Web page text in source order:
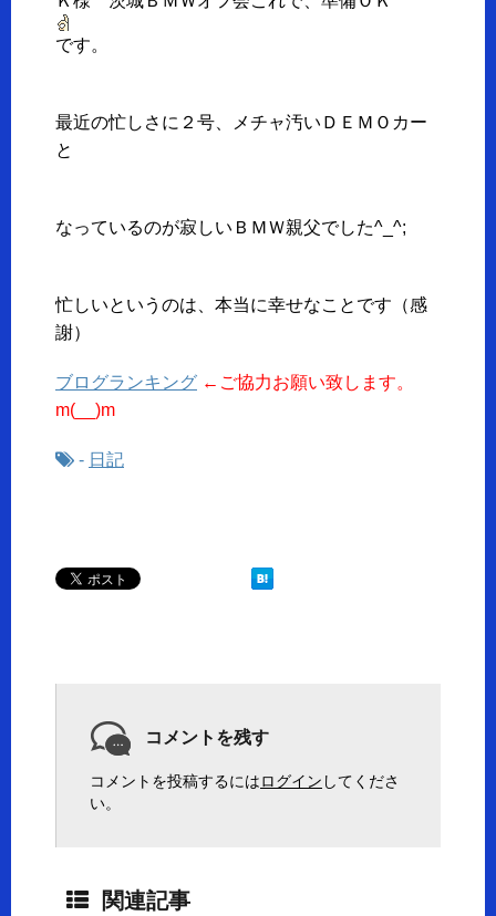
です。
最近の忙しさに２号、メチャ汚いＤＥＭＯカー
と
なっているのが寂しいＢＭＷ親父でした^_^;
忙しいというのは、本当に幸せなことです（感
謝）
ブログランキング ←ご協力お願い致します。
m(__)m
- 日記
コメントを残す
コメントを投稿するにはログイン してくださ
い。
関連記事